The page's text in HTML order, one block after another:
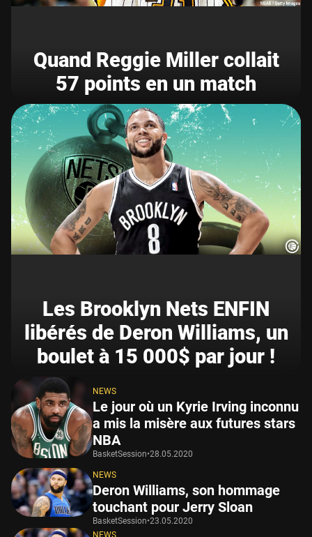
Quand Reggie Miller collait
57 points en un match
Les Brooklyn Nets ENFIN
libérés de Deron Williams, un
boulet à 15 000$ par jour !
NEWS
Le jour où un Kyrie Irving inconnu
a mis la misère aux futures stars
NBA
BasketSession•28.05.2020
NEWS
Deron Williams, son hommage
touchant pour Jerry Sloan
BasketSession•23.05.2020
NEWS